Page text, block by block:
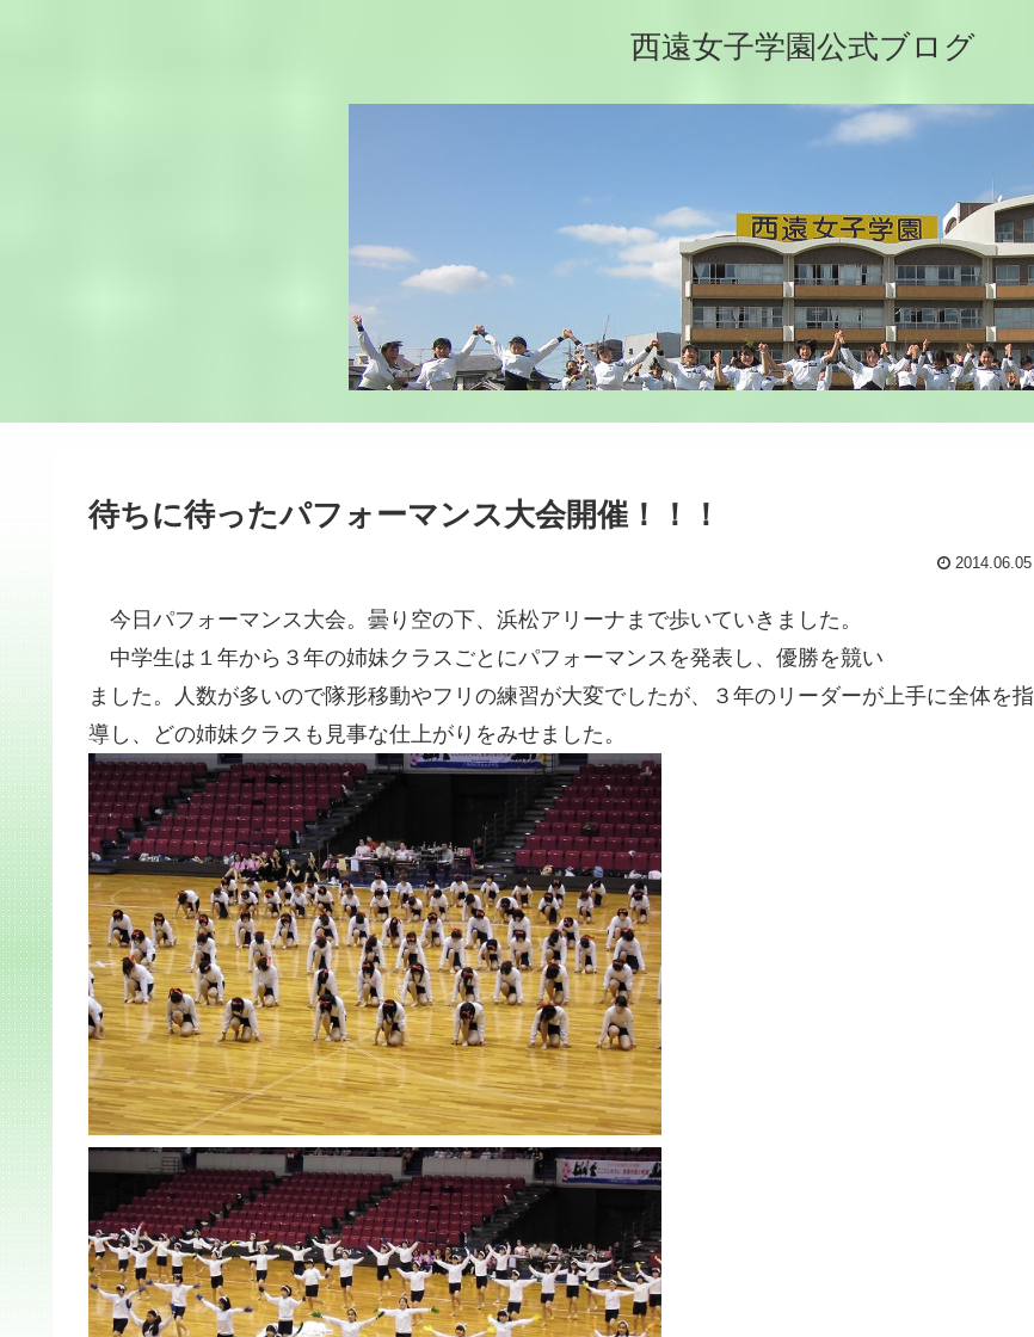
西遠女子学園公式ブログ
待ちに待ったパフォーマンス大会開催！！！
2014.06.05
今日パフォーマンス大会。曇り空の下、浜松アリーナまで歩いていきました。
中学生は１年から３年の姉妹クラスごとにパフォーマンスを発表し、優勝を競い
ました。人数が多いので隊形移動やフリの練習が大変でしたが、３年のリーダーが上手に全体を指
導し、どの姉妹クラスも見事な仕上がりをみせました。